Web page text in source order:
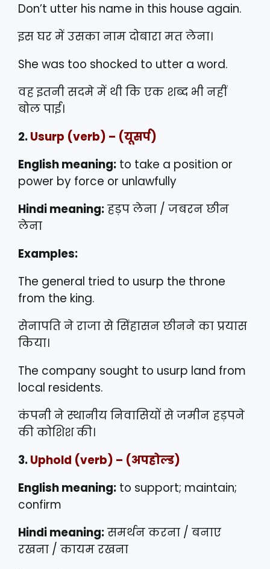
Don’t utter his name in this house again.
इस घर में उसका नाम दोबारा मत लेना।
She was too shocked to utter a word.
वह इतनी सदमे में थी कि एक शब्द भी नहीं
बोल पाई।
2.Usurp (verb) – (यूसर्प)
English meaning: to take a position or
power by force or unlawfully
Hindi meaning:हड़प लेना / जबरन छीन
लेना
Examples:
The general tried to usurp the throne
from the king.
सेनापति ने राजा से सिंहासन छीनने का प्रयास
किया।
The company sought to usurp land from
local residents.
कंपनी ने स्थानीय निवासियों से जमीन हड़पने
की कोशिश की।
3.Uphold (verb) – (अपहोल्ड)
English meaning: to support; maintain;
confirm
Hindi meaning:समर्थन करना / बनाए
रखना / कायम रखना